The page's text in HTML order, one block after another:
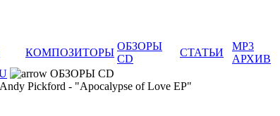
КОМПОЗИТОРЫ
ОБЗОРЫ
CD
СТАТЬИ
MP3
АРХИВ
ОБЗОРЫ CD
Andy Pickford - "Apocalypse of Love EP"